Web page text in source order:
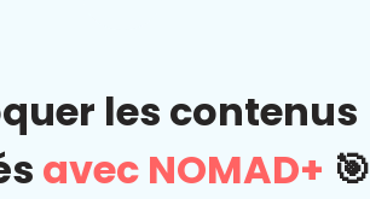
les contenus
avec NOMAD+ 🎯